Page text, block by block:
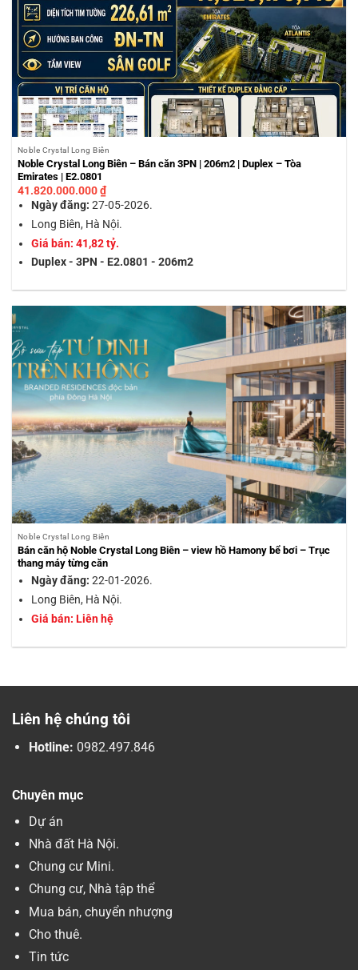
Noble Crystal Long Biên
Noble Crystal Long Biên – Bán căn 3PN | 206m2 | Duplex – Tòa
Emirates | E2.0801
41.820.000.000₫
Ngày đăng: 27-05-2026.
Long Biên, Hà Nội.
Giá bán: 41,82 tỷ.
Duplex - 3PN - E2.0801 - 206m2
Noble Crystal Long Biên
Bán căn hộ Noble Crystal Long Biên – view hồ Hamony bể bơi – Trục
thang máy từng căn
Ngày đăng: 22-01-2026.
Long Biên, Hà Nội.
Giá bán: Liên hệ
Liên hệ chúng tôi
Hotline: 0982.497.846
Chuyên mục
Dự án
Nhà đất Hà Nội.
Chung cư Mini.
Chung cư, Nhà tập thể
Mua bán, chuyển nhượng
Cho thuê.
Tin tức